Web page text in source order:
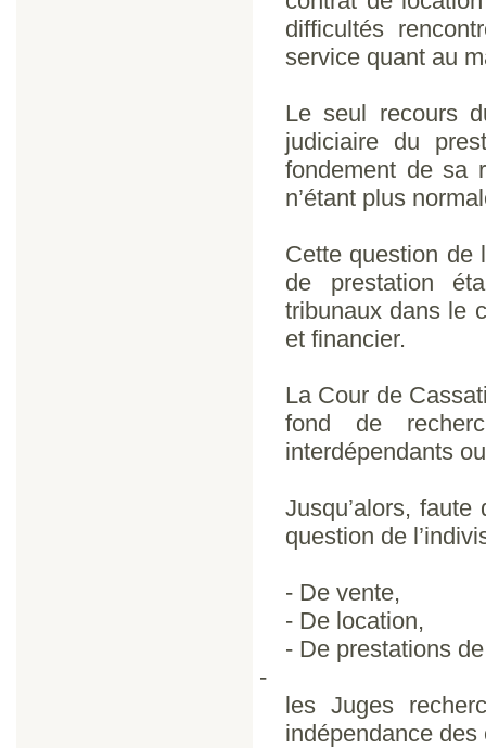
difficultés
service quant au
Le seul recours
judiciaire du
fondement de sa
n’étant plus
Cette question de
de prestation
tribunaux dans le
et financier.
La Cour de
fond de
interdépendants
Jusqu’alors,
question de
- De vente,
- De location,
- De prestations
-
les Juges
indépendance